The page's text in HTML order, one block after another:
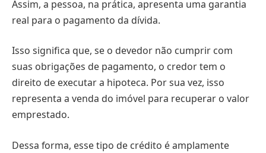
Assim, a pessoa, na prática, apresenta uma garantia
real para o pagamento da dívida.
Isso significa que, se o devedor não cumprir com
suas obrigações de pagamento, o credor tem o
direito de executar a hipoteca. Por sua vez, isso
representa a venda do imóvel para recuperar o valor
emprestado.
Dessa forma, esse tipo de crédito é amplamente